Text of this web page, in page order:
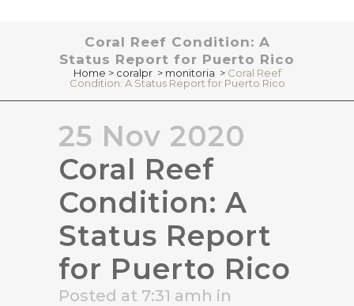
Coral Reef Condition: A
Status Report for Puerto Rico
Home > coralpr > monitoria > Coral Reef
Condition: A Status Report for Puerto Rico
25 Nov 2020
Coral Reef
Condition: A
Status Report
for Puerto Rico
Posted at 7:31 amh in